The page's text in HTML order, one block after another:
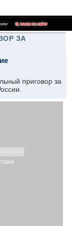
ПОИСК ПО САЙТУ
ЗА
приговор за